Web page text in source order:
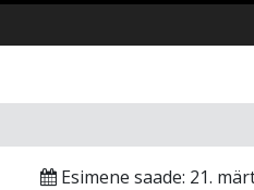
Esimene saade: 21.